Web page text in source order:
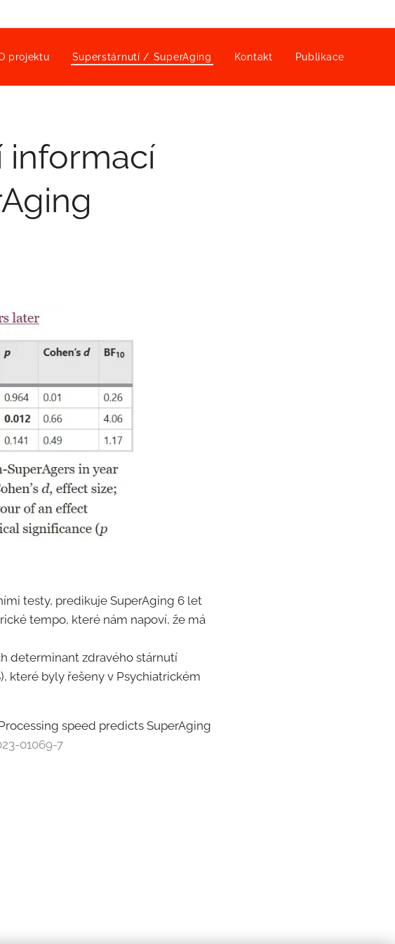
projektu Superstárnutí / SuperAging Kontakt Publikace
informací
testy, predikuje SuperAging 6 let
tempo, které nám napoví, že má
determinant zdravého stárnutí
které byly řešeny v Psychiatrickém
Processing speed predicts SuperAging
01069-7